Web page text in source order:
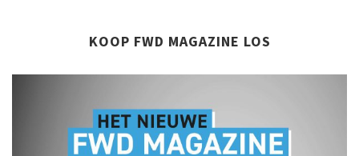
KOOP FWD MAGAZINE LOS